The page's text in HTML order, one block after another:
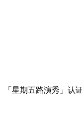
「星期五路演秀」认